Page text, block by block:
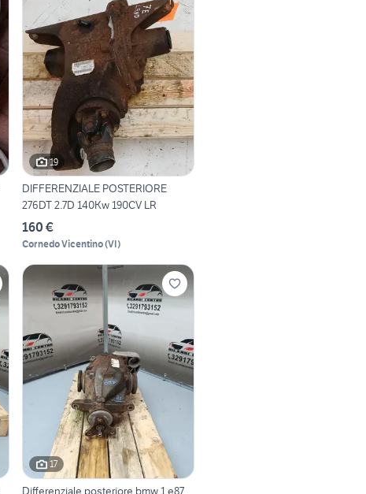
19
DIFFERENZIALE POSTERIORE
276DT 2.7D 140Kw 190CV LR
160 €
Cornedo Vicentino(VI)
17
Differenziale posteriore bmw 1 e87